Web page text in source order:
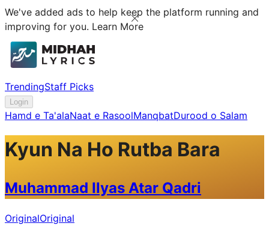
We've added ads to help keep the platform running and
improving for you. Learn More
TrendingStaff Picks
Login
Hamd e Ta'alaNaat e RasoolManqbatDurood o Salam
Kyun Na Ho Rutba Bara
Muhammad Ilyas Atar Qadri
OriginalOriginal